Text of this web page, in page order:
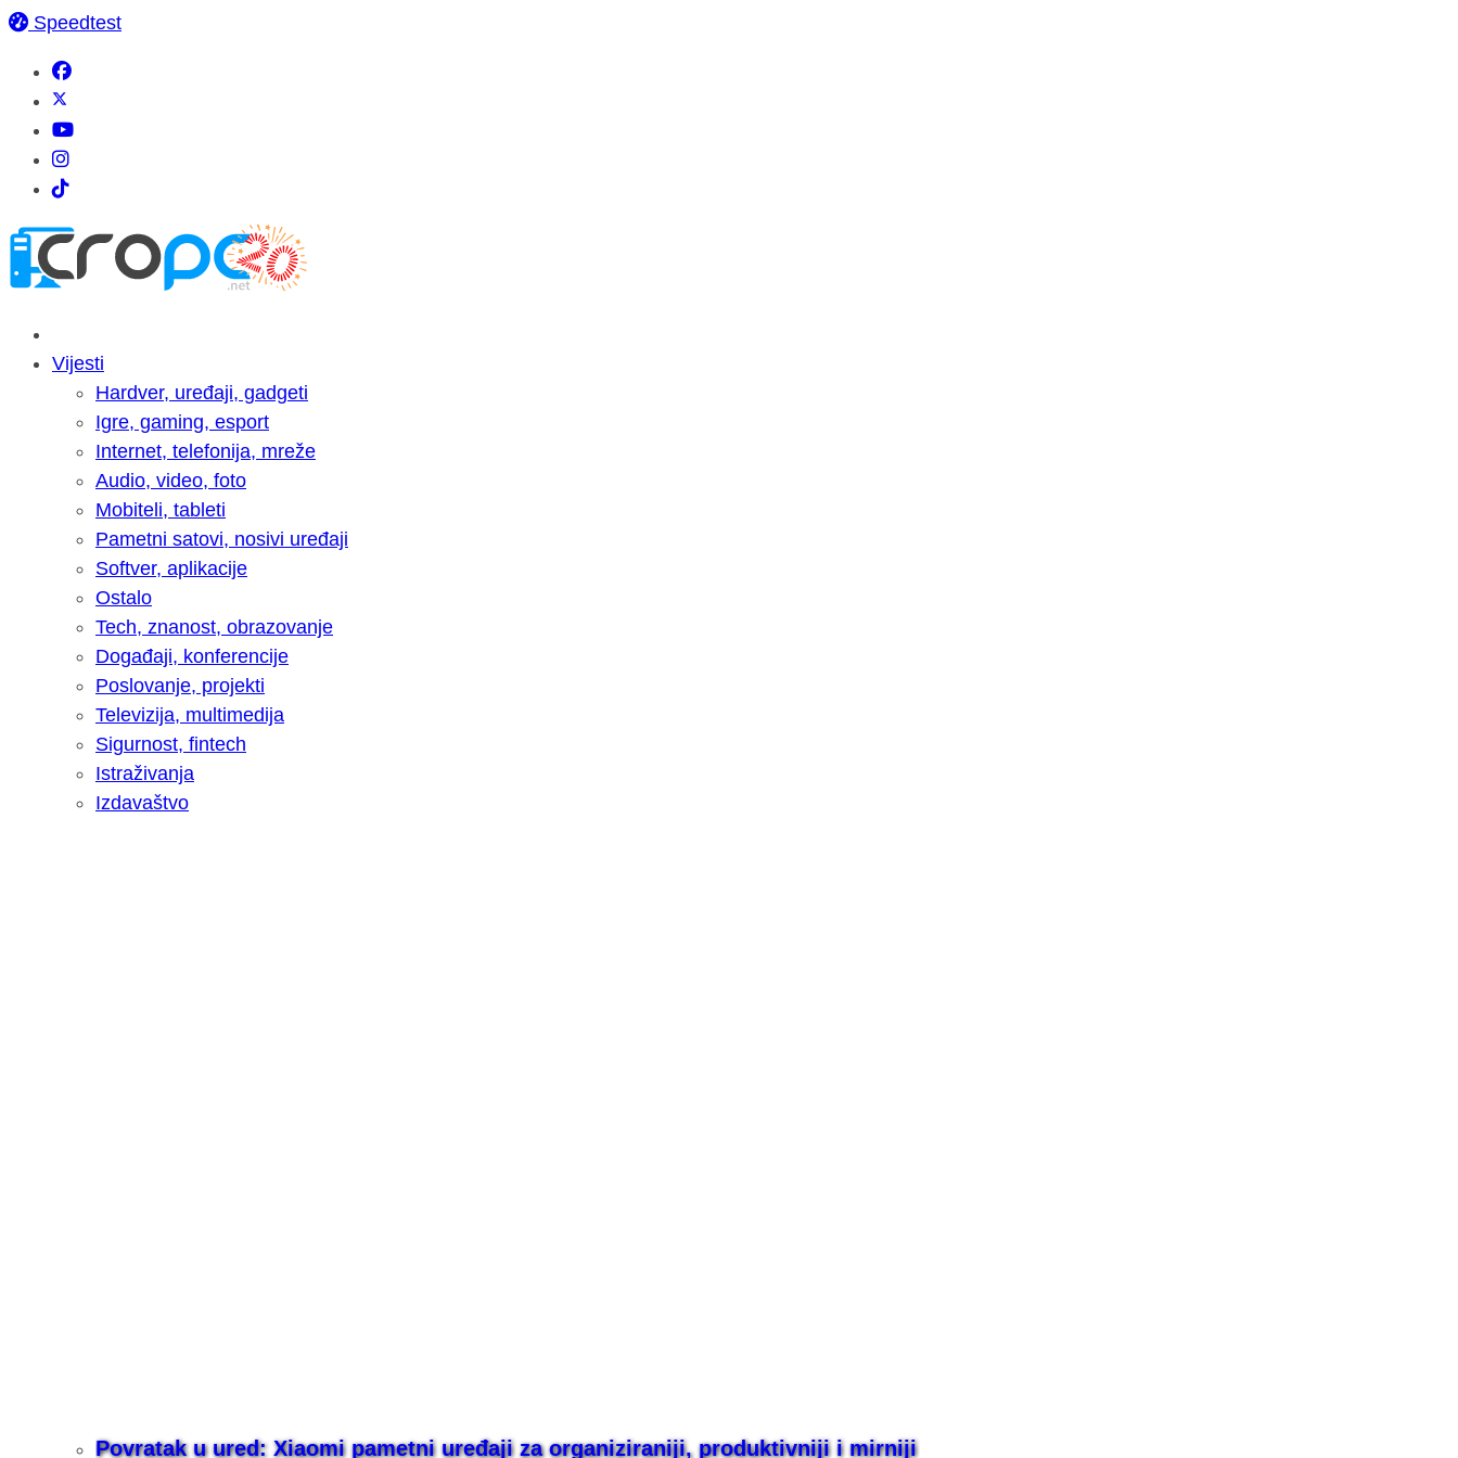
Speedtest
Vijesti
Hardver, uređaji, gadgeti
Igre, gaming, esport
Internet, telefonija, mreže
Audio, video, foto
Mobiteli, tableti
Pametni satovi, nosivi uređaji
Softver, aplikacije
Ostalo
Tech, znanost, obrazovanje
Događaji, konferencije
Poslovanje, projekti
Televizija, multimedija
Sigurnost, fintech
Istraživanja
Izdavaštvo
Povratak u ured: Xiaomi pametni uređaji za organiziraniji, produktivniji i mirniji